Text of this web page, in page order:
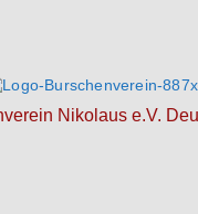
Nikolaus e.V.